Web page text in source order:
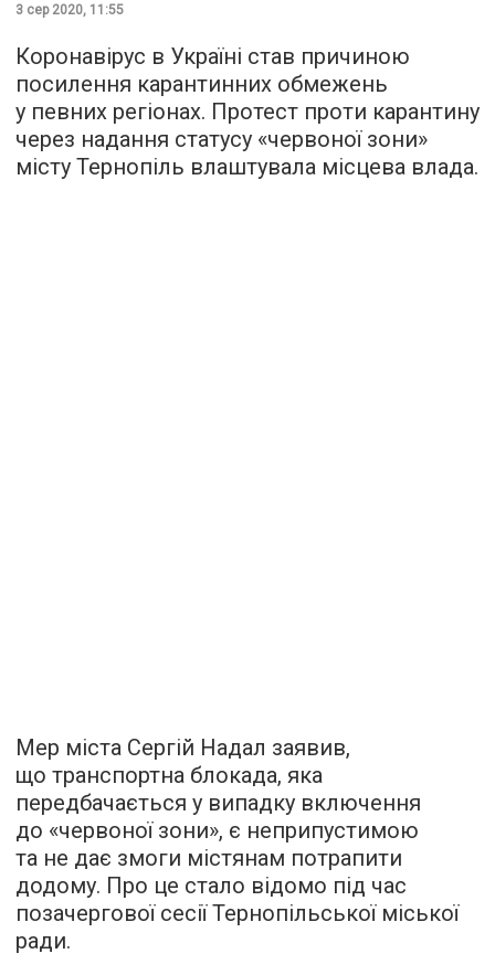
3 сер 2020, 11:55
Коронавірус в Україні став причиною
посилення карантинних обмежень
у певних регіонах. Протест проти карантину
через надання статусу «червоної зони»
місту Тернопіль влаштувала місцева влада.
Мер міста Сергій Надал заявив,
що транспортна блокада, яка
передбачається у випадку включення
до «червоної зони», є неприпустимою
та не дає змоги містянам потрапити
додому. Про це стало відомо під час
позачергової сесії Тернопільської міської
ради.